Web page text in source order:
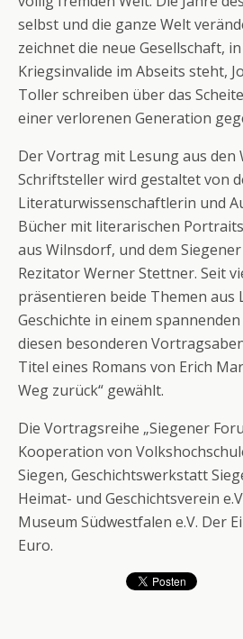
selbst und die ganze Welt
zeichnet die neue Gesellschaft,
Kriegsinvalide im Abseits steht,
Toller schreiben über das
einer verlorenen Generation
Der Vortrag mit Lesung aus den
Schriftsteller wird gestaltet von
Literaturwissenschaftlerin und
Bücher mit literarischen
aus Wilnsdorf, und dem
Rezitator Werner Stettner. Seit
präsentieren beide Themen aus
Geschichte in einem
diesen besonderen
Titel eines Romans von Erich
Weg zurück“ gewählt.
Die Vortragsreihe „Siegener
Kooperation von
Siegen, Geschichtswerkstatt
Heimat- und Geschichtsverein
Museum Südwestfalen e.V. Der
Euro.